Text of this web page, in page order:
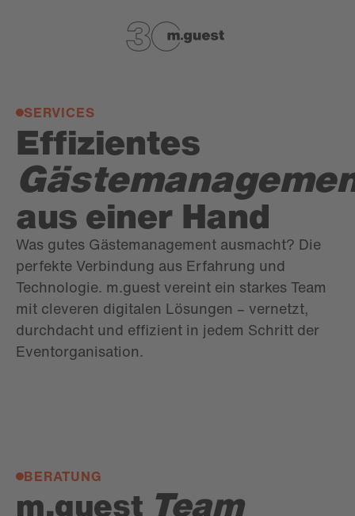
SERVICES
Effizientes
aus einer Hand
Was gutes Gästemanagement ausmacht? Die
perfekte Verbindung aus Erfahrung und
Technologie. m.guest vereint ein starkes Team
mit cleveren digitalen Lösungen – vernetzt,
durchdacht und effizient in jedem Schritt der
Eventorganisation.
BERATUNG
m.guest Team